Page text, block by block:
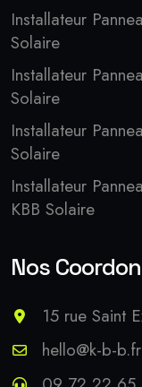
Installateur
Solaire
Installateur
Solaire
Installateur
Solaire
Installateur
KBB Solaire
Nos
15 rue Saint
hello@k-b-b.fr